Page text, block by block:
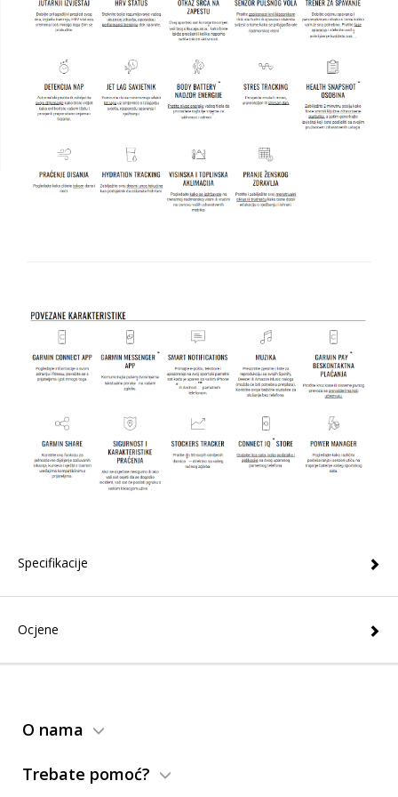
Specifikacije
Ocjene
O nama
Trebate pomoć?